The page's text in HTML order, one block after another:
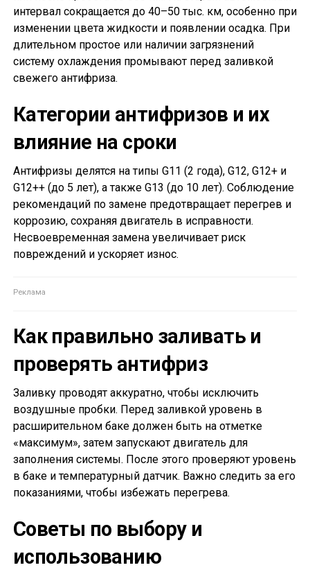
интервал сокращается до 40–50 тыс. км, особенно при
изменении цвета жидкости и появлении осадка. При
длительном простое или наличии загрязнений
систему охлаждения промывают перед заливкой
свежего антифриза.
Категории антифризов и их
влияние на сроки
Антифризы делятся на типы G11 (2 года), G12, G12+ и
G12++ (до 5 лет), а также G13 (до 10 лет). Соблюдение
рекомендаций по замене предотвращает перегрев и
коррозию, сохраняя двигатель в исправности.
Несвоевременная замена увеличивает риск
повреждений и ускоряет износ.
Как правильно заливать и
проверять антифриз
Заливку проводят аккуратно, чтобы исключить
воздушные пробки. Перед заливкой уровень в
расширительном баке должен быть на отметке
«максимум», затем запускают двигатель для
заполнения системы. После этого проверяют уровень
в баке и температурный датчик. Важно следить за его
показаниями, чтобы избежать перегрева.
Советы по выбору и
использованию